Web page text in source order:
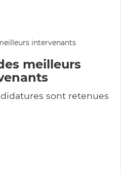
meilleurs
sont retenues